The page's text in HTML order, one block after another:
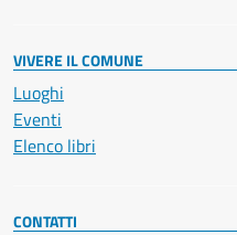
VIVERE IL COMUNE
Luoghi
Eventi
Elenco libri
CONTATTI